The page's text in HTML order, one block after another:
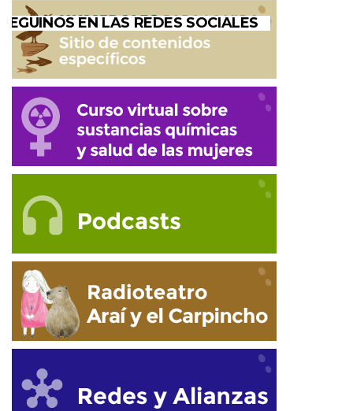
SEGUINOS EN LAS REDES SOCIALES